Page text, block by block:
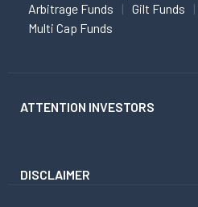
Arbitrage Funds
Gilt Funds
Multi Cap Funds
ATTENTION INVESTORS
DISCLAIMER